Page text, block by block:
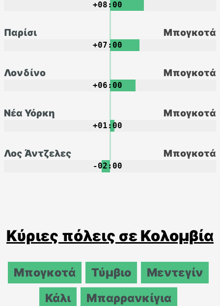
+08:00
Μπογκοτά
Παρίσι
+07:00
Μπογκοτά
Λονδίνο
+06:00
Μπογκοτά
Νέα Υόρκη
+01:00
Μπογκοτά
Λος Άντζελες
-02:00
Κύριες πόλεις σε Κολομβία
Μπογκοτά Τύμβιο
Μεντεγίν
Κάλι
Μπαρρανκίγια